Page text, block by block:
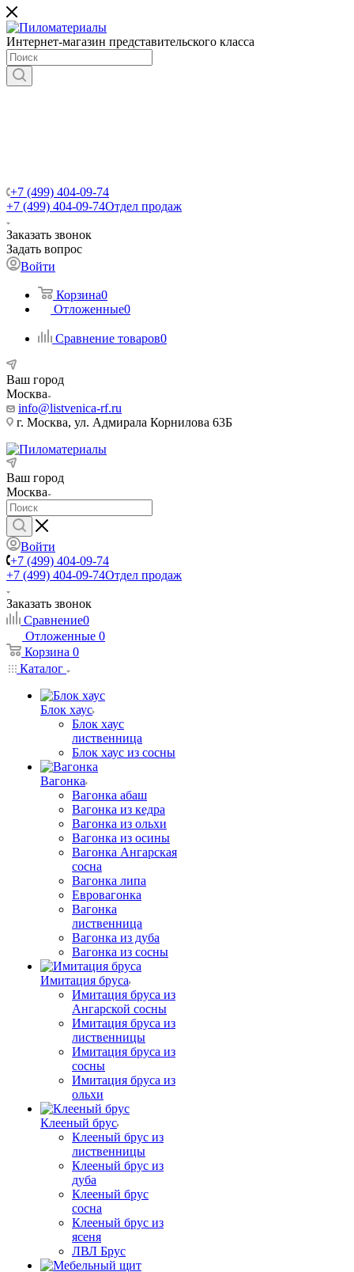
Интернет-магазин представительского класса
+7 (499) 404-09-74
+7 (499) 404-09-74Отдел продаж
Заказать звонок
Задать вопрос
Войти
Корзина0
Отложенные0
Сравнение товаров0
Ваш город
Москва
info@listvenica-rf.ru
г. Москва, ул. Адмирала Корнилова 63Б
Ваш город
Москва
Войти
+7 (499) 404-09-74
+7 (499) 404-09-74Отдел продаж
Заказать звонок
Сравнение0
Отложенные 0
Корзина 0
Каталог
Блок хаус
Блок хаус
лиственница
Блок хаус из сосны
Вагонка
Вагонка абаш
Вагонка из кедра
Вагонка из ольхи
Вагонка из осины
Вагонка Ангарская
сосна
Вагонка липа
Евровагонка
Вагонка
лиственница
Вагонка из дуба
Вагонка из сосны
Имитация бруса
Имитация бруса из
Ангарской сосны
Имитация бруса из
лиственницы
Имитация бруса из
сосны
Имитация бруса из
ольхи
Клееный брус
Клееный брус из
лиственницы
Клееный брус из
дуба
Клееный брус
сосна
Клееный брус из
ясеня
ЛВЛ Брус